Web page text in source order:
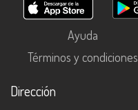
Ayuda
Términos y condiciones
Dirección